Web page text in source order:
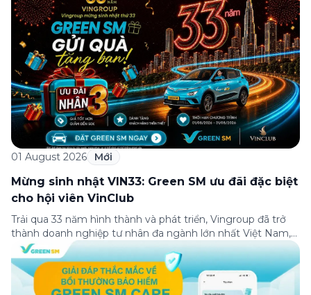
01 August 2026 Mới
Mừng sinh nhật VIN33: Green SM ưu đãi đặc biệt
cho hội viên VinClub
Trải qua 33 năm hình thành và phát triển, Vingroup đã trở
thành doanh nghiệp tư nhân đa ngành lớn nhất Việt Nam,
lọt Top 30 doanh nghiệp lớn nhất Đông Nam Á theo bảng
xếp hạng của Tạp chí Fortune (Mỹ). Nhân kỷ niệm 33 năm
thành lập (8/8/1993 đến 8/8/2026), Green SM trân […]